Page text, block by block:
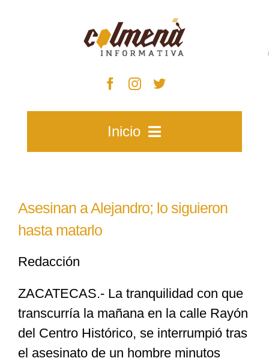
Inicio
Zacatecas
Especiales
Nacional
Asesinan a Alejandro; lo siguieron
hasta matarlo
Redacción
ZACATECAS.- La tranquilidad con que
transcurría la mañana en la calle Rayón
del Centro Histórico, se interrumpió tras
el asesinato de un hombre minutos